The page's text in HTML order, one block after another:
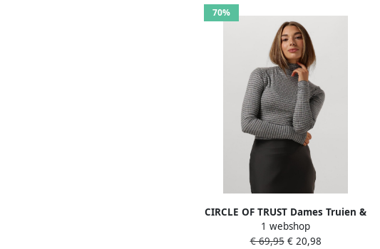
70%
CIRCLE OF TRUST Dames Truien &
Vesten Ava Top Grijs
1 webshop
€ 69,95€ 20,98